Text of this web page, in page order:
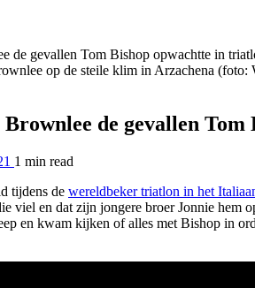
op de steile klim in Arzachena
de gevallen
1 min read
tijdens de wereldbeker triatlon in het
viel en dat zijn jongere broer Jonnie hem
en kwam kijken of alles met Bishop in